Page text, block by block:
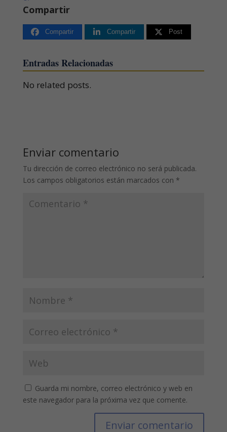
Compartir
Compartir Compartir Post
Entradas Relacionadas
No related posts.
Enviar comentario
Tu dirección de correo electrónico no será publicada.
Los campos obligatorios están marcados con *
Guarda mi nombre, correo electrónico y web en
este navegador para la próxima vez que comente.